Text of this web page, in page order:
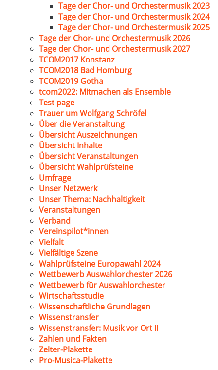
Tage der Chor- und Orchestermusik 2023
Tage der Chor- und Orchestermusik 2024
Tage der Chor- und Orchestermusik 2025
Tage der Chor- und Orchestermusik 2026
Tage der Chor- und Orchestermusik 2027
TCOM2017 Konstanz
TCOM2018 Bad Homburg
TCOM2019 Gotha
tcom2022: Mitmachen als Ensemble
Test page
Trauer um Wolfgang Schröfel
Über die Veranstaltung
Übersicht Auszeichnungen
Übersicht Inhalte
Übersicht Veranstaltungen
Übersicht Wahlprüfsteine
Umfrage
Unser Netzwerk
Unser Thema: Nachhaltigkeit
Veranstaltungen
Verband
Vereinspilot*innen
Vielfalt
Vielfältige Szene
Wahlprüfsteine Europawahl 2024
Wettbewerb Auswahlorchester 2026
Wettbewerb für Auswahlorchester
Wirtschaftsstudie
Wissenschaftliche Grundlagen
Wissenstransfer
Wissenstransfer: Musik vor Ort II
Zahlen und Fakten
Zelter-Plakette
Pro-Musica-Plakette